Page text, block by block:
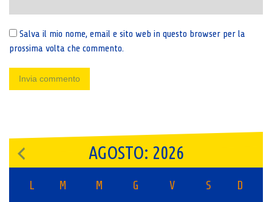
Salva il mio nome, email e sito web in questo browser per la
prossima volta che commento.
AGOSTO: 2026
L M M G V S D